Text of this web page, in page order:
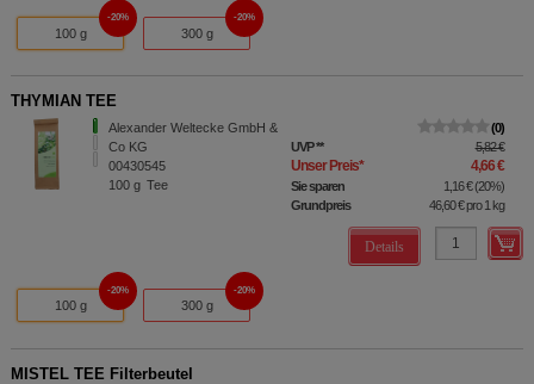
100 g
20%
300 g
20%
THYMIAN TEE
Alexander Weltecke GmbH &
Co KG
00430545
100 g Tee
0
UVP** 5,82 €
Unser Preis* 4,66 €
Sie sparen 1,16 €(20%)
Grundpreis
46,60 €pro 1 kg
Details
100 g
20%
300 g
20%
MISTEL TEE Filterbeutel